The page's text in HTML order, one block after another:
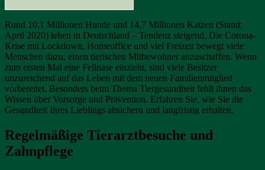
Rund 10,1 Millionen Hunde und 14,7 Millionen Katzen (Stand:
April 2020) leben in Deutschland – Tendenz steigend. Die Corona-
Krise mit Lockdown, Homeoffice und viel Freizeit bewegt viele
Menschen dazu, einen tierischen Mitbewohner anzuschaffen. Wenn
zum ersten Mal eine Fellnase einzieht, sind viele Besitzer
unzureichend auf das Leben mit dem neuen Familienmitglied
vorbereitet. Besonders beim Thema Tiergesundheit fehlt ihnen das
Wissen über Vorsorge und Prävention. Erfahren Sie, wie Sie die
Gesundheit Ihres Lieblings absichern und langfristig erhalten.
Regelmäßige Tierarztbesuche und
Zahnpflege